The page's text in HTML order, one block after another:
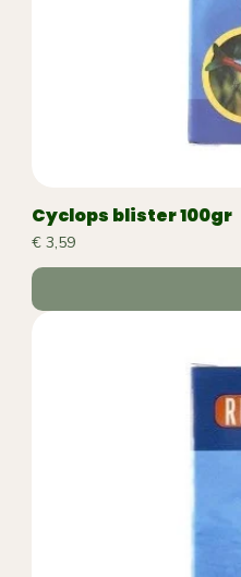
Cyclops blister 100gr
Prijs
€ 3,59